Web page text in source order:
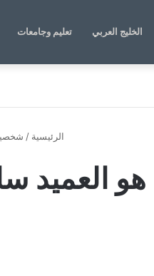
الخليج العربي تعليم وجامعات
الرئيسية /
العميد